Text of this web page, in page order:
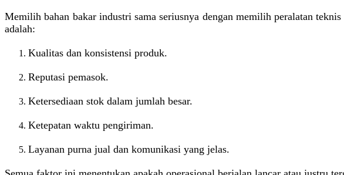
Memilih bahan bakar industri sama seriusnya dengan memilih peralatan
adalah:
Kualitas dan konsistensi produk.
Reputasi pemasok.
Ketersediaan stok dalam jumlah besar.
Ketepatan waktu pengiriman.
Layanan purna jual dan komunikasi yang jelas.